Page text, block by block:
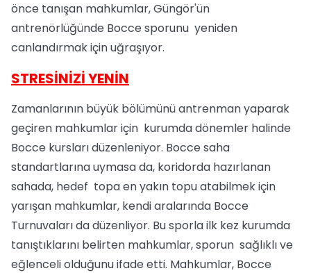
önce tanışan mahkumlar, Güngör'ün
antrenörlüğünde Bocce sporunu yeniden
canlandırmak için uğraşıyor.
STRESİNİZİ YENİN
Zamanlarının büyük bölümünü antrenman yaparak
geçiren mahkumlar için kurumda dönemler halinde
Bocce kursları düzenleniyor. Bocce saha
standartlarına uymasa da, koridorda hazırlanan
sahada, hedef topa en yakın topu atabilmek için
yarışan mahkumlar, kendi aralarında Bocce
Turnuvaları da düzenliyor. Bu sporla ilk kez kurumda
tanıştıklarını belirten mahkumlar, sporun sağlıklı ve
eğlenceli olduğunu ifade etti. Mahkumlar, Bocce